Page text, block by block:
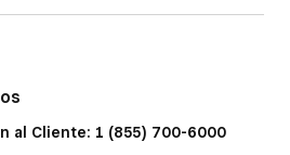
al Cliente: 1 (855) 700-6000